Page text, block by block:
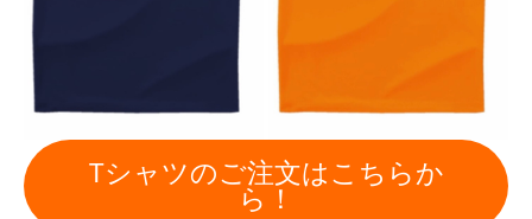
Tシャツのご注文はこちらか
ら！